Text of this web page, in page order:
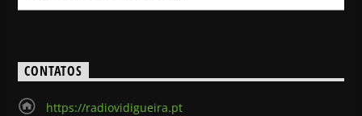
CONTATOS
https://radiovidigueira.pt